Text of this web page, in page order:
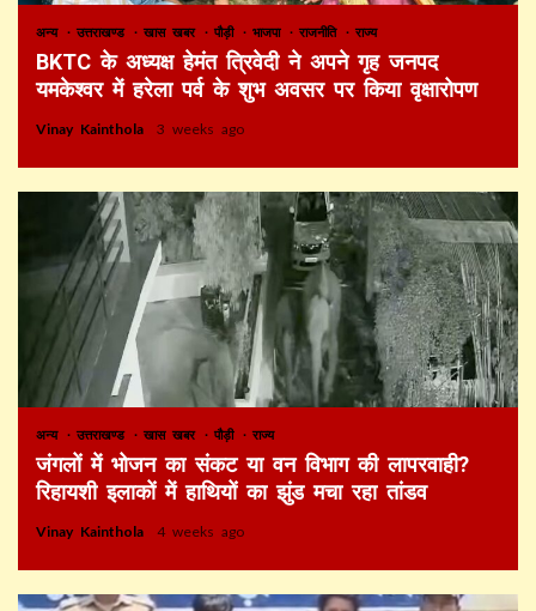
अन्य उत्तराखण्ड खास खबर पौड़ी भाजपा राजनीति राज्य
BKTC के अध्यक्ष हेमंत त्रिवेदी ने अपने गृह जनपद
यमकेश्वर में हरेला पर्व के शुभ अवसर पर किया वृक्षारोपण
Vinay Kainthola 3 weeks ago
अन्य उत्तराखण्ड खास खबर पौड़ी राज्य
जंगलों में भोजन का संकट या वन विभाग की लापरवाही?
रिहायशी इलाकों में हाथियों का झुंड मचा रहा तांडव
Vinay Kainthola 4 weeks ago